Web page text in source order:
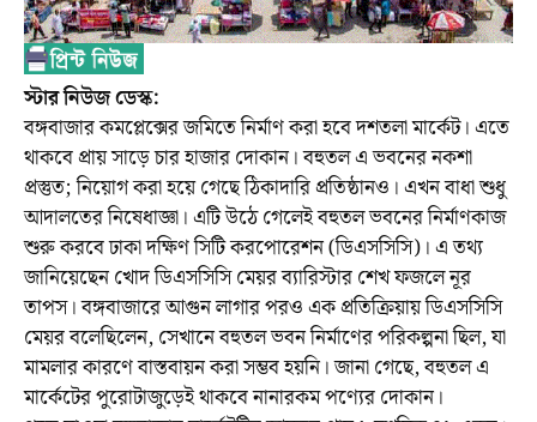
স্টার নিউজ ডেস্ক:
বঙ্গবাজার কমপ্লেক্সের জমিতে নির্মাণ করা হবে দশতলা মার্কেট। এতে
থাকবে প্রায় সাড়ে চার হাজার দোকান। বহুতল এ ভবনের নকশা
প্রস্তুত; নিয়োগ করা হয়ে গেছে ঠিকাদারি প্রতিষ্ঠানও। এখন বাধা শুধু
আদালতের নিষেধাজ্ঞা। এটি উঠে গেলেই বহুতল ভবনের নির্মাণকাজ
শুরু করবে ঢাকা দক্ষিণ সিটি করপোরেশন (ডিএসসিসি)। এ তথ্য
জানিয়েছেন খোদ ডিএসসিসি মেয়র ব্যারিস্টার শেখ ফজলে নূর
তাপস। বঙ্গবাজারে আগুন লাগার পরও এক প্রতিক্রিয়ায় ডিএসসিসি
মেয়র বলেছিলেন, সেখানে বহুতল ভবন নির্মাণের পরিকল্পনা ছিল, যা
মামলার কারণে বাস্তবায়ন করা সম্ভব হয়নি। জানা গেছে, বহুতল এ
মার্কেটের পুরোটাজুড়েই থাকবে নানারকম পণ্যের দোকান।